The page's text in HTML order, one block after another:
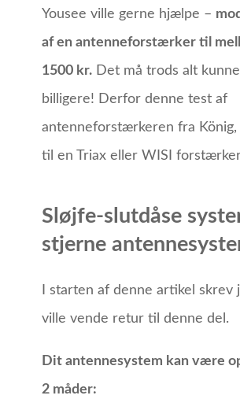
Yousee ville gerne hjælpe –
af en antenneforstærker til
1500 kr.Det må trods alt
billigere! Derfor denne test af
antenneforstærkeren fra König,
til en Triax eller WISI
Sløjfe-slutdåse
stjerne
I starten af denne artikel skrev
ville vende retur til denne del.
Dit antennesystem kan være
2 måder: